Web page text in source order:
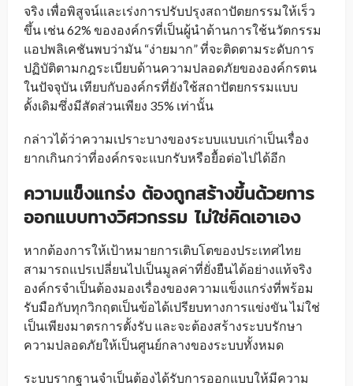
จริง เพื่อพิสูจน์และเร่งการปรับปรุงสถาปัตยกรรมให้เร็ว
ขึ้น เช่น 62% ขององค์กรที่เป็นผู้นำด้านการใช้นวัตกรรม
แอปพลิเคชันพบว่ามัน “ง่ายมาก” ที่จะติดตามระดับการ
ปฏิบัติตามกฎระเบียบด้านความปลอดภัยขององค์กรตน
ในปัจจุบัน เทียบกับองค์กรที่ยังใช้สถาปัตยกรรมแบบ
ดั้งเดิมซึ่งมีสัดส่วนเพียง 35% เท่านั้น
กล่าวได้ว่าความเปราะบางของระบบแบบเก่าเป็นเรื่อง
ยากเกินกว่าที่องค์กรจะแบกรับหรือยื้อต่อไปได้อีก
ความแข็งแกร่ง ต้องถูกสร้างขึ้นด้วยการ
ออกแบบทางวิศวกรรม ไม่ใช่คิดเอาเอง
หากต้องการให้เป้าหมายการเติบโตของประเทศไทย
สามารถแปรเปลี่ยนไปเป็นมูลค่าที่ยั่งยืนได้อย่างแท้จริง
องค์กรจำเป็นต้องมองเรื่องของความแข็งแกร่งที่พร้อม
รับมือกับทุกวิกฤตเป็นข้อได้เปรียบทางการแข่งขัน ไม่ใช่
เป็นเพียงมาตรการตั้งรับ และจะต้องสร้างระบบรักษา
ความปลอดภัยให้เป็นศูนย์กลางของระบบทั้งหมด
ระบบรากฐานจำเป็นต้องได้รับการออกแบบให้มีความ